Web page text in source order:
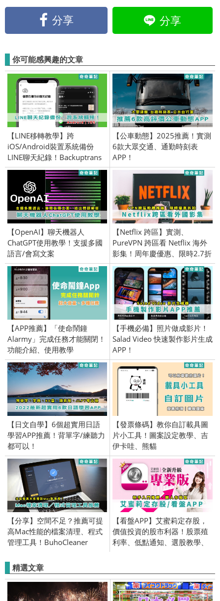
分享 分享
你可能感興趣的文章
【LINE移轉教學】跨
iOS/Android裝置系統備份
LINE聊天紀錄！Backuptrans
【公車動態】2025推薦！實測
6款大眾交通、通勤時刻表
APP！
【OpenAI】聊天機器人
ChatGPT使用教學！支援多國
語言/會寫文案
【Netflix 跨區】實測、
PureVPN 跨區看 Netflix 海外
影集！周年慶優惠、限時2.7折
【APP推薦】「使命鬧鐘
Alarmy」完成任務才能關閉！
功能介紹、使用教學
【手機必備】照片做成影片！
Salad Video 快速製作影片生成
APP！
【日文自學】6個超實用日語
學習APP推薦！背單字/練聽力
都可以！
【發票條碼】教你自訂載具圖
片小工具！圖案設定教學、吉
伊卡哇、熊貓
【分享】空間不足？推薦可提
高Mac性能的檔案清理、程式
管理工具！BuhoCleaner
【看盤APP】艾蜜莉定存股，
價值投資的股市利器！股票殖
利率、低點通知、選股教學、
精選文章